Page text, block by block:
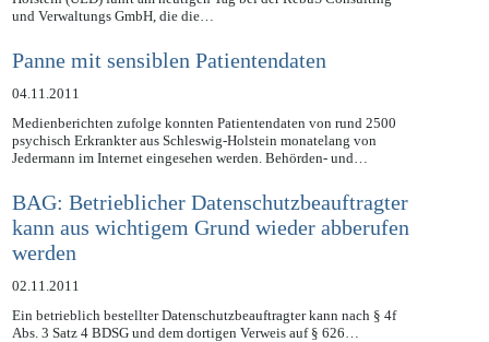
und Verwaltungs GmbH, die die…
Panne mit sensiblen Patientendaten
04.11.2011
Medienberichten zufolge konnten Patientendaten von rund 2500
psychisch Erkrankter aus Schleswig-Holstein monatelang von
Jedermann im Internet eingesehen werden. Behörden- und…
BAG: Betrieblicher Datenschutzbeauftragter
kann aus wichtigem Grund wieder abberufen
werden
02.11.2011
Ein betrieblich bestellter Datenschutzbeauftragter kann nach § 4f
Abs. 3 Satz 4 BDSG und dem dortigen Verweis auf § 626…